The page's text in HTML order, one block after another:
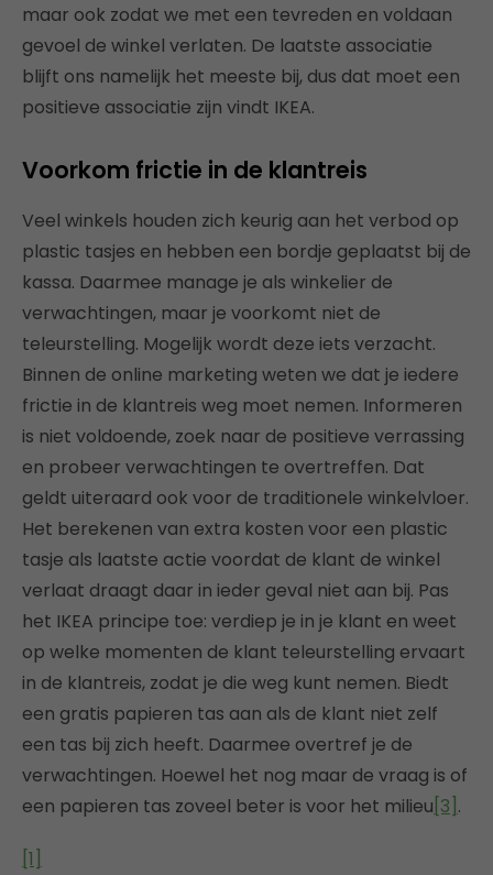
maar ook zodat we met een tevreden en voldaan
gevoel de winkel verlaten. De laatste associatie
blijft ons namelijk het meeste bij, dus dat moet een
positieve associatie zijn vindt IKEA.
Voorkom frictie in de klantreis
Veel winkels houden zich keurig aan het verbod op
plastic tasjes en hebben een bordje geplaatst bij de
kassa. Daarmee manage je als winkelier de
verwachtingen, maar je voorkomt niet de
teleurstelling. Mogelijk wordt deze iets verzacht.
Binnen de online marketing weten we dat je iedere
frictie in de klantreis weg moet nemen. Informeren
is niet voldoende, zoek naar de positieve verrassing
en probeer verwachtingen te overtreffen. Dat
geldt uiteraard ook voor de traditionele winkelvloer.
Het berekenen van extra kosten voor een plastic
tasje als laatste actie voordat de klant de winkel
verlaat draagt daar in ieder geval niet aan bij. Pas
het IKEA principe toe: verdiep je in je klant en weet
op welke momenten de klant teleurstelling ervaart
in de klantreis, zodat je die weg kunt nemen. Biedt
een gratis papieren tas aan als de klant niet zelf
een tas bij zich heeft. Daarmee overtref je de
verwachtingen. Hoewel het nog maar de vraag is of
een papieren tas zoveel beter is voor het milieu [3] .
[1]